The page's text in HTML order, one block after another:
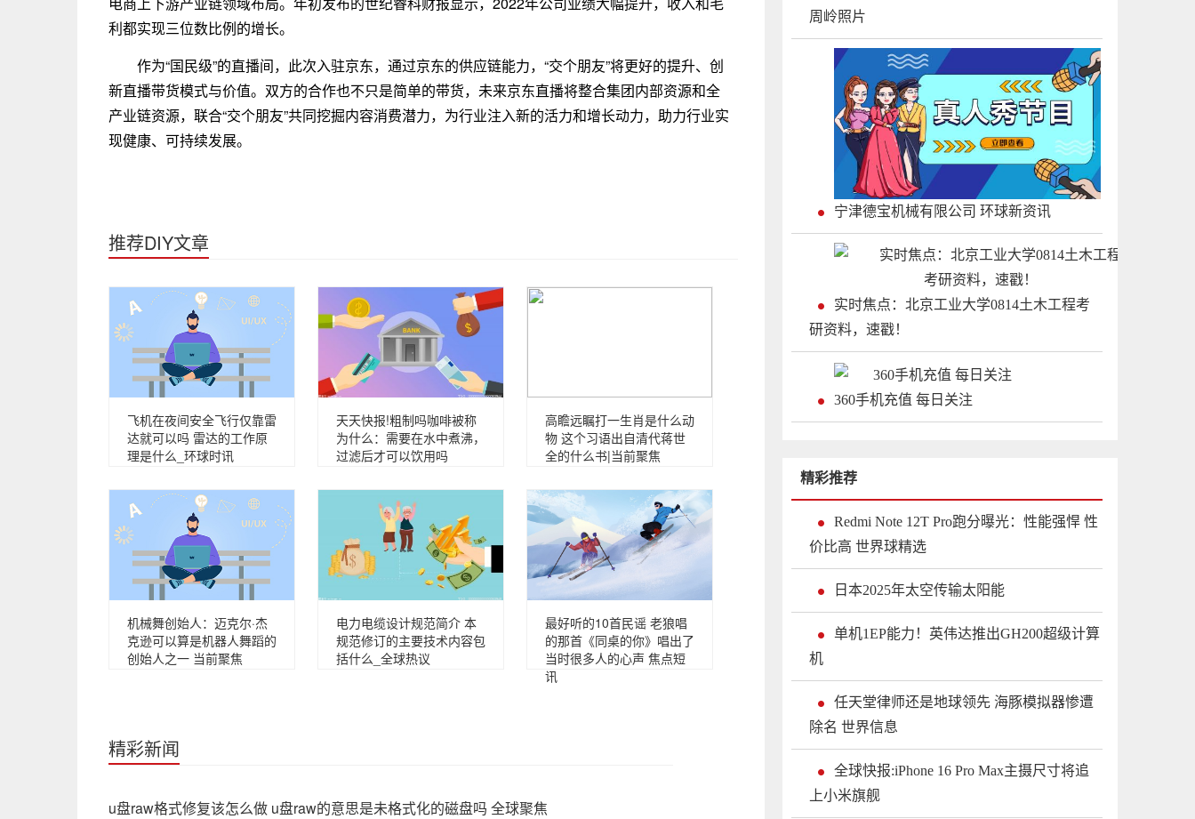
利都实现三位数比例的增长。
作为“国民级”的直播间，此次入驻京东，通过京东的供应链能力，“交个朋友”将更好的提升、创
新直播带货模式与价值。双方的合作也不只是简单的带货，未来京东直播将整合集团内部资源和全
产业链资源，联合“交个朋友”共同挖掘内容消费潜力，为行业注入新的活力和增长动力，助力行业实
现健康、可持续发展。
推荐DIY文章
飞机在夜间安全飞行仅靠雷
达就可以吗 雷达的工作原
理是什么_环球时讯
天天快报!粗制吗咖啡被称
为什么：需要在水中煮沸，
过滤后才可以饮用吗
高瞻远瞩打一生肖是什么动
物 这个习语出自清代蒋世
全的什么书|当前聚焦
机械舞创始人：迈克尔·杰
克逊可以算是机器人舞蹈的
创始人之一 当前聚焦
电力电缆设计规范简介 本
规范修订的主要技术内容包
括什么_全球热议
最好听的10首民谣 老狼唱
的那首《同桌的你》唱出了
当时很多人的心声 焦点短
讯
精彩新闻
u盘raw格式修复该怎么做 u盘raw的意思是未格式化的磁盘吗 全球聚焦
周岭照片
宁津德宝机械有限公司 环球新资讯
实时焦点：北京工业大学0814土木工程考
研资料，速戳！
360手机充值 每日关注
精彩推荐
Redmi Note 12T Pro跑分曝光：性能强悍 性
价比高 世界球精选
日本2025年太空传输太阳能
单机1EP能力！英伟达推出GH200超级计算
机
任天堂律师还是地球领先 海豚模拟器惨遭
除名 世界信息
全球快报:iPhone 16 Pro Max主摄尺寸将追
上小米旗舰